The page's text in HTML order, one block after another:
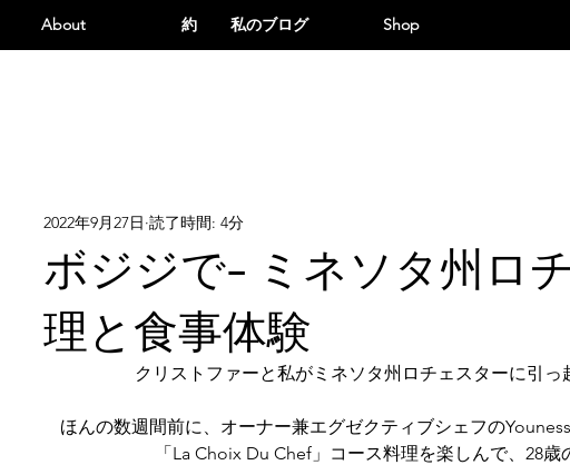
About 約 私のブログ Shop
ボジジで- ミネソタ州ロ
理と食事体験
2022年9月27日 読了時間: 4分
クリストファーと私がミネソタ州ロチェスターに引っ
ほんの数週間前に、オーナー兼エグゼクティブシェフの
「La Choix Du Chef」コース料理を楽しんで、28歳